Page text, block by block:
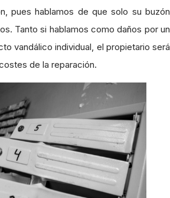
pues hablamos de que solo su buzón
Tanto si hablamos como daños por un
vandálico individual, el propietario será
de la reparación.